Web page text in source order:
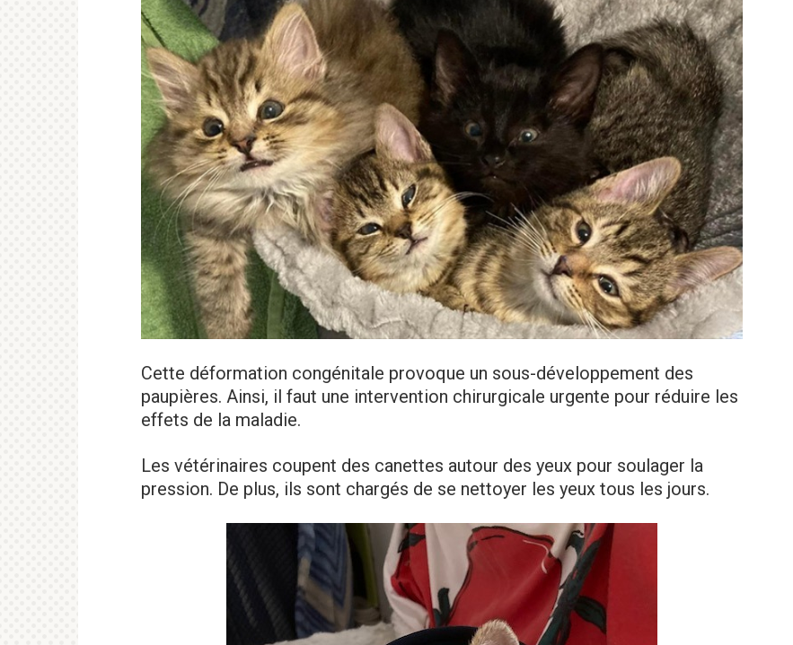
Cette déformation congénitale provoque un sous-développement des
paupières. Ainsi, il faut une intervention chirurgicale urgente pour réduire les
effets de la maladie.
Les vétérinaires coupent des canettes autour des yeux pour soulager la
pression. De plus, ils sont chargés de se nettoyer les yeux tous les jours.